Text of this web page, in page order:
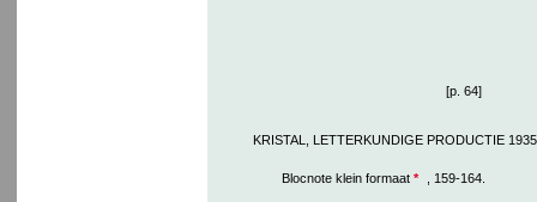
[p. 64]
KRISTAL, LETTERKUNDIGE PRODUCTIE 1935
Blocnote klein formaat * , 159-164.